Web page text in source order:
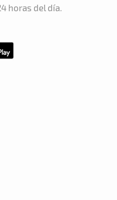
horas del día.